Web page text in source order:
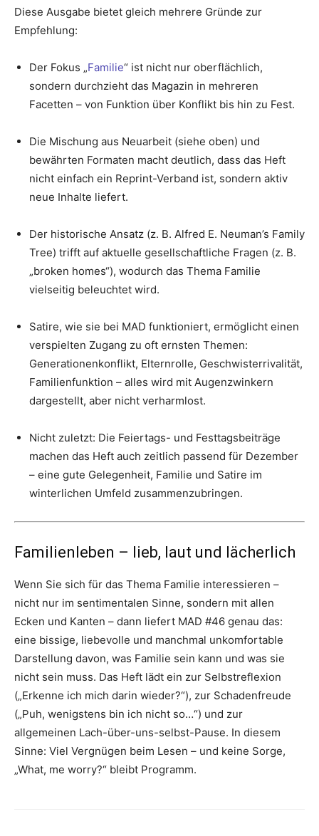
Diese Ausgabe bietet gleich mehrere Gründe zur
Empfehlung:
Der Fokus „Familie“ ist nicht nur oberflächlich,
sondern durchzieht das Magazin in mehreren
Facetten – von Funktion über Konflikt bis hin zu Fest.
Die Mischung aus Neuarbeit (siehe oben) und
bewährten Formaten macht deutlich, dass das Heft
nicht einfach ein Reprint-Verband ist, sondern aktiv
neue Inhalte liefert.
Der historische Ansatz (z. B. Alfred E. Neuman’s Family
Tree) trifft auf aktuelle gesellschaftliche Fragen (z. B.
„broken homes“), wodurch das Thema Familie
vielseitig beleuchtet wird.
Satire, wie sie bei MAD funktioniert, ermöglicht einen
verspielten Zugang zu oft ernsten Themen:
Generationenkonflikt, Elternrolle, Geschwisterrivalität,
Familienfunktion – alles wird mit Augenzwinkern
dargestellt, aber nicht verharmlost.
Nicht zuletzt: Die Feiertags- und Festtagsbeiträge
machen das Heft auch zeitlich passend für Dezember
– eine gute Gelegenheit, Familie und Satire im
winterlichen Umfeld zusammenzubringen.
Familienleben – lieb, laut und lächerlich
Wenn Sie sich für das Thema Familie interessieren –
nicht nur im sentimentalen Sinne, sondern mit allen
Ecken und Kanten – dann liefert MAD #46 genau das:
eine bissige, liebevolle und manchmal unkomfortable
Darstellung davon, was Familie sein kann und was sie
nicht sein muss. Das Heft lädt ein zur Selbstreflexion
(„Erkenne ich mich darin wieder?“), zur Schadenfreude
(„Puh, wenigstens bin ich nicht so…“) und zur
allgemeinen Lach-über-uns-selbst-Pause. In diesem
Sinne: Viel Vergnügen beim Lesen – und keine Sorge,
„What, me worry?“ bleibt Programm.